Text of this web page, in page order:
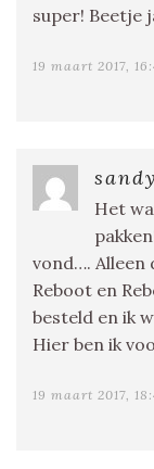
super! Beetje
19 maart 2017,
Het
vond…. Alleen
Reboot en
besteld en ik
Hier ben ik
19 maart 2017,